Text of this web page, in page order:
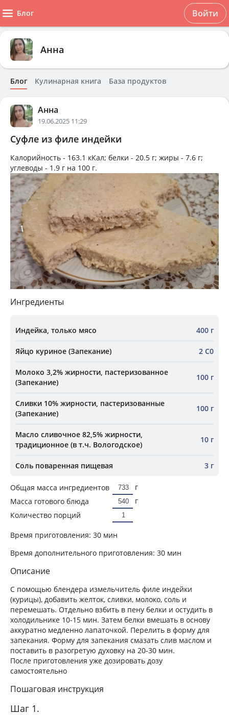
Блог Войти
Анна
Блог Кулинарная книга База продуктов
Анна
19.06.2025 11:29
Суфле из филе индейки
Калорийность - 163.1 кКал; белки - 20.5 г; жиры - 7.6 г;
углеводы - 1.9 г на 100 г.
Ингредиенты
Индейка, только мясо 400 г
Яйцо куриное (Запекание) 2 С0
Молоко 3,2% жирности, пастеризованное
(Запекание)
100 г
Сливки 10% жирности, пастеризованные
(Запекание)
100 г
Масло сливочное 82,5% жирности,
традиционное (в т.ч. Вологодское)
10 г
Соль поваренная пищевая 3 г
Общая масса ингредиентов
г
Масса готового блюда
г
Количество порций
Время приготовления: 30 мин
Время дополнительного приготовления: 30 мин
Описание
С помощью блендера измельчитель филе индейки
(курицы), добавить желток, сливки, молоко, соль и
перемешать. Отдельно взбить в пену белки и остудить в
холодильнике 10-15 мин. Затем белки вмешать в основу
аккуратно медленно лапаточкой. Перелить в форму для
запекания. Форму для запекания смазать слив маслом и
поставить в разогретую духовку на 20-30 мин.
После приготовления уже дозировать дозу
самостоятельно
Пошаговая инструкция
Шаг 1.